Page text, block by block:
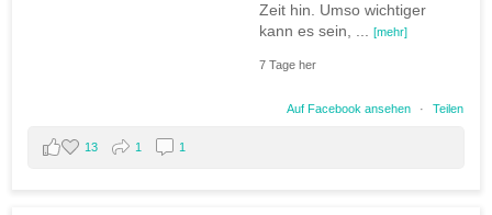
Zeit hin. Umso wichtiger
kann es sein,
[mehr]
7 Tage her
Auf Facebook ansehen · Teilen
13 1 1